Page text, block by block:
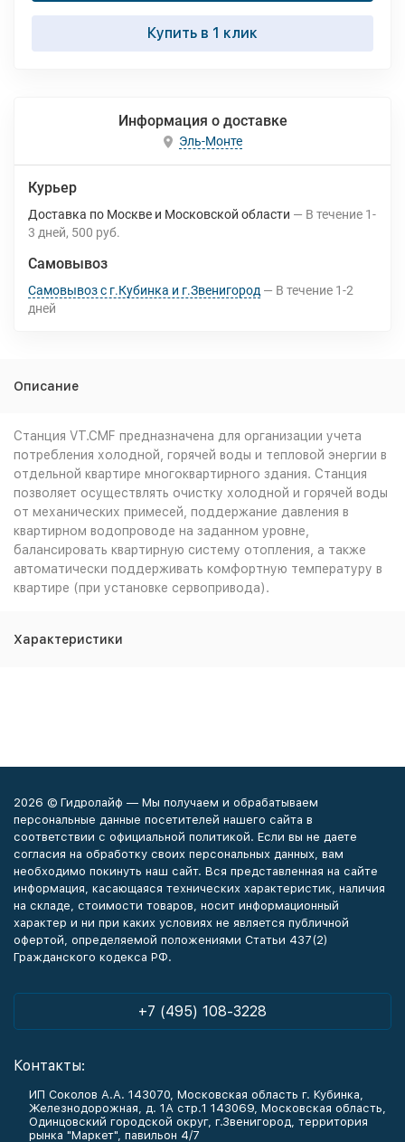
Купить в 1 клик
Информация о доставке
Эль-Монте
Курьер
Доставка по Москве и Московской области В течение 1-
3 дней 500 руб.
Самовывоз
Самовывоз с г.Кубинка и г.Звенигород В течение 1-2
дней
Описание
Станция VT.CMF предназначена для организации учета
потребления холодной, горячей воды и тепловой энергии в
отдельной квартире многоквартирного здания. Станция
позволяет осуществлять очистку холодной и горячей воды
от механических примесей, поддержание давления в
квартирном водопроводе на заданном уровне,
балансировать квартирную систему отопления, а также
автоматически поддерживать комфортную температуру в
квартире (при установке сервопривода).
Характеристики
2026 © Гидролайф — Мы получаем и обрабатываем
персональные данные посетителей нашего сайта в
соответствии с официальной политикой. Если вы не даете
согласия на обработку своих персональных данных, вам
необходимо покинуть наш сайт. Вся представленная на сайте
информация, касающаяся технических характеристик, наличия
на складе, стоимости товаров, носит информационный
характер и ни при каких условиях не является публичной
офертой, определяемой положениями Статьи 437(2)
Гражданского кодекса РФ.
+7 (495) 108-3228
Контакты:
ИП Соколов А.А. 143070, Московская область г. Кубинка,
Железнодорожная, д. 1А стр.1 143069, Московская область,
Одинцовский городской округ, г.Звенигород, территория
рынка "Маркет", павильон 4/7